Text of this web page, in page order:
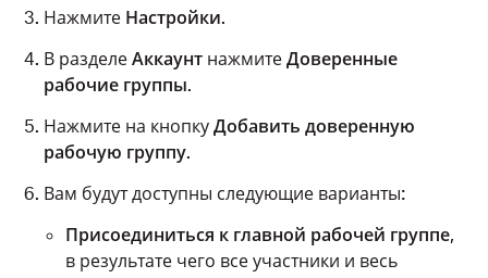
Нажмите Настройки.
В разделе Аккаунт нажмите Доверенные
рабочие группы.
Нажмите на кнопку Добавить доверенную
рабочую группу.
Вам будут доступны следующие варианты:
Присоединиться к главной рабочей группе,
в результате чего все участники и весь